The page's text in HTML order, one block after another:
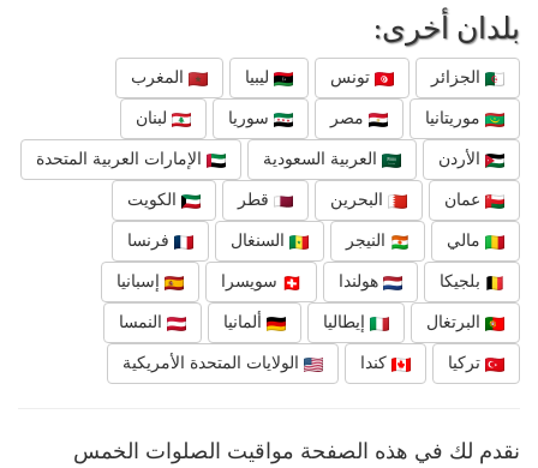
بلدان أخرى:
الجزائر تونس ليبيا المغرب
موريتانيا مصر سوريا لبنان
الأردن العربية السعودية الإمارات العربية المتحدة
عمان البحرين قطر الكويت
مالي النيجر السنغال فرنسا
بلجيكا هولندا سويسرا إسبانيا
البرتغال إيطاليا ألمانيا النمسا
تركيا كندا الولايات المتحدة الأمريكية
نقدم لك في هذه الصفحة مواقيت الصلوات الخمس